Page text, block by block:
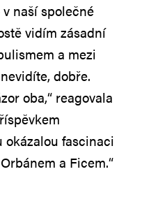
naší společné
vidím zásadní
a mezi
dobře.
oba,“ reagovala
okázalou fascinaci
a Ficem.“